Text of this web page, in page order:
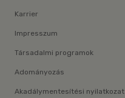
Karrier
Impresszum
Társadalmi programok
Adományozás
Akadálymentesítési nyilatkozat